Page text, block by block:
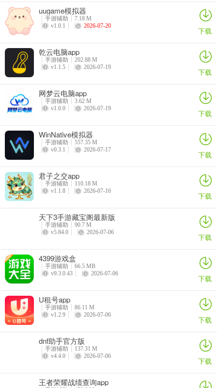
6、(二)后区胆拖：从01—35中选取5个号码为前区号码，并从01—12
中选取1个号码为胆码，再选取除胆码以外的2个以上(含2个)的号码为
拖码，胆码和拖码组成后区号码。
开元k78棋牌2026官方版 优势
1、登录就能领取各种大礼包，还有幸运转盘，让你开奖不停。
2、带给大家满满的福利，是打法无聊时间的神器，采用业界先进製作
技术，还有各类丰厚的棋牌奖励都能免费拿，画麵感很好，精彩的游
戏特效和对局让你每天都很开心。
技内容，不用去线下也能竞技，公平有特色的随机匹配方式符合玩家
的操作理念，邀请好友可以随机的获取10到100的金币。
uugame模拟器
手游辅助
7.18 M
v1.0.1
2026-07-20 下载
乾云电脑app
手游辅助
202.88 M
v1.1.5
2026-07-19 下载
网梦云电脑app
手游辅助
3.62 M
v1.0.0
2026-07-19 下载
WinNative模拟器
手游辅助
557.35 M
v0.3.1
2026-07-17 下载
君子之交app
手游辅助
110.18 M
v1.1.8
2026-07-16 下载
天下3手游藏宝阁最新版
手游辅助
90.7 M
v5.84.0
2026-07-06 下载
4399游戏盒
手游辅助
66.5 MB
v9.3.0.43
2026-07-06 下载
U租号app
手游辅助
86.11 M
v1.2.9
2026-07-06 下载
dnf助手官方版
手游辅助
137.31 M
v4.4.0
2026-07-06 下载
王者荣耀战绩查询app